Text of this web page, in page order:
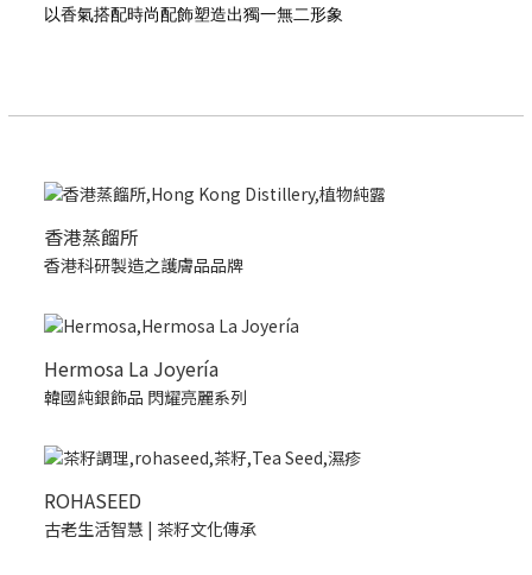
以香氣搭配時尚配飾塑造出獨一無二形象
香港蒸餾所
香港科研製造之護膚品品牌
Hermosa La Joyería
韓國純銀飾品 閃耀亮麗系列
ROHASEED
古老生活智慧 | 茶籽文化傳承